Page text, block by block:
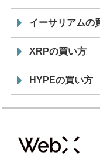
イーサリアムの
XRPの買い方
HYPEの買い方